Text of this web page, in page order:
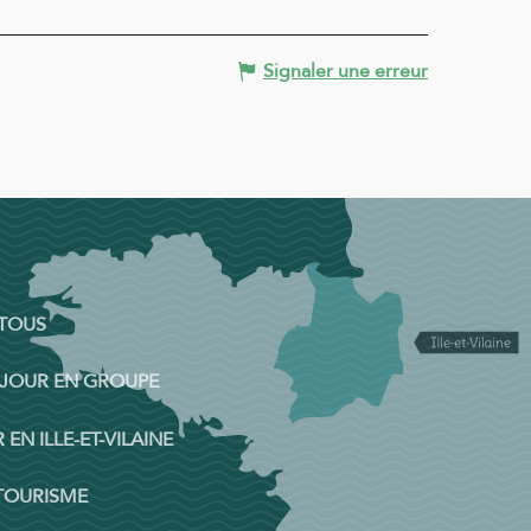
Signaler une erreur
EN GROUPE
EN ILLE-ET-VILAINE